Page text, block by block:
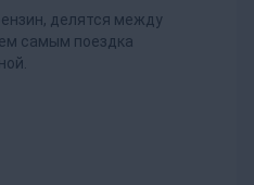
делятся между
самым поездка